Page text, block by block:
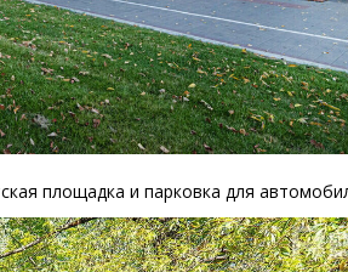
площадка и парковка для